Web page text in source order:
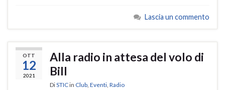
Lascia un commento
OTT
12
2021
Alla radio in attesa del volo di
Bill
DiSTICin Club Eventi Radio